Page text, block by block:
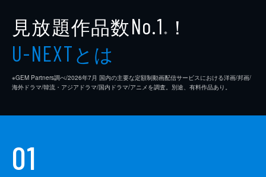
見放題作品数No.1 ※ ！
U-NEXTとは
※GEM Partners調べ/2026年7⽉ 国内の主要な定額制動画配信サービスにおける洋画/邦画/
海外ドラマ/韓流・アジアドラマ/国内ドラマ/アニメを調査。別途、有料作品あり。
01